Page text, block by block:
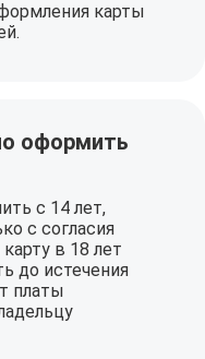
карты
оформить
с 14 лет,
с согласия
в 18 лет
до истечения
платы